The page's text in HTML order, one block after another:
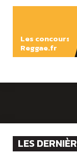
Les concours
Reggae.fr
LES